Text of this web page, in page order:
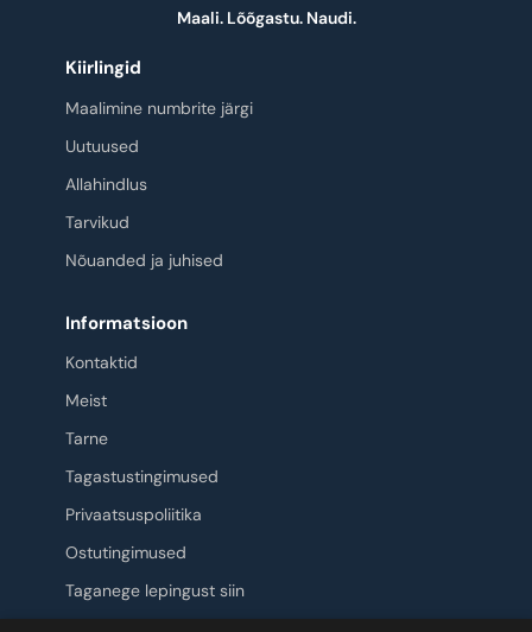
Maali. Lõõgastu. Naudi.
Kiirlingid
Maalimine numbrite järgi
Uutuused
Allahindlus
Tarvikud
Nõuanded ja juhised
Informatsioon
Kontaktid
Meist
Tarne
Tagastustingimused
Privaatsuspoliitika
Ostutingimused
Taganege lepingust siin